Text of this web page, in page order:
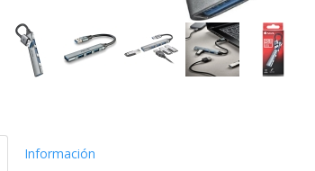
Información